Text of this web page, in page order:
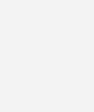
durch
und
die
sich auf